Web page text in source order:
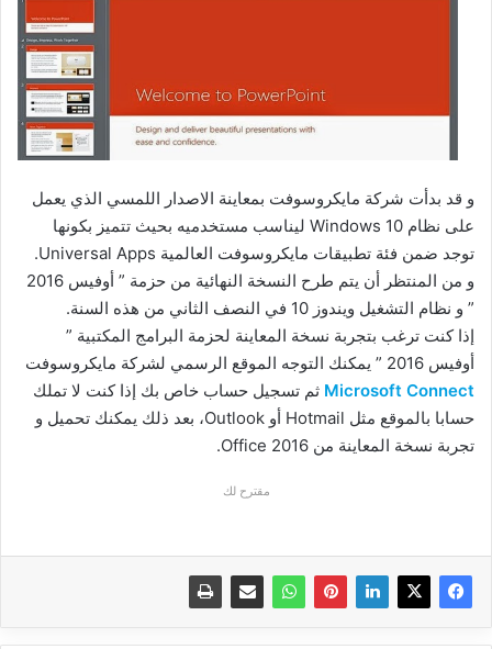
و قد بدأت شركة مايكروسوفت بمعاينة الاصدار اللمسي الذي يعمل
على نظام Windows 10 ليناسب مستخدميه بحيث تتميز بكونها
توجد ضمن فئة تطبيقات مايكروسوفت العالمية Universal Apps.
و من المنتظر أن يتم طرح النسخة النهائية من حزمة ” أوفيس 2016
” و نظام التشغيل ويندوز 10 في النصف الثاني من هذه السنة.
إذا كنت ترغب بتجربة نسخة المعاينة لحزمة البرامج المكتبية ”
أوفيس 2016 ” يمكنك التوجه الموقع الرسمي لشركة مايكروسوفت
Microsoft Connect ثم تسجيل حساب خاص بك إذا كنت لا تملك
حسابا بالموقع مثل Hotmail أو Outlook، بعد ذلك يمكنك تحميل و
تجربة نسخة المعاينة من Office 2016.
مقترح لك